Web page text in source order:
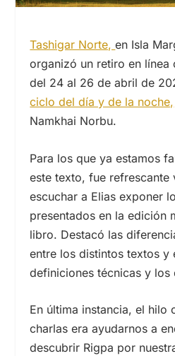
Tashigar Norte,en Isla
organizó un retiro en línea
del 24 al 26 de abril de
ciclo del día y de la noche,
Namkhai Norbu.
Para los que ya estamos
este texto, fue
escuchar a Elias exponer
presentados en la edición
libro. Destacó las
entre los distintos textos y
definiciones técnicas y los
En última instancia, el hilo
charlas era ayudarnos a
descubrir Rigpa por